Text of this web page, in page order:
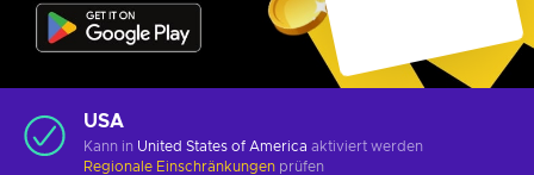
USA
Kann in United States of America aktiviert werden
Regionale Einschränkungen prüfen